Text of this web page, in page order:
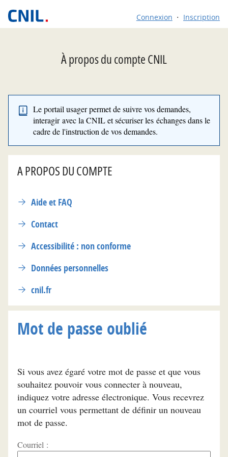
Connexion Inscription
À propos du compte CNIL
Le portail usager permet de suivre vos demandes,
interagir avec la CNIL et sécuriser les échanges dans le
cadre de l'instruction de vos demandes.
A PROPOS DU COMPTE
Aide et FAQ
Contact
Accessibilité : non conforme
Données personnelles
cnil.fr
Mot de passe oublié
Si vous avez égaré votre mot de passe et que vous
souhaitez pouvoir vous connecter à nouveau,
indiquez votre adresse électronique. Vous recevrez
un courriel vous permettant de définir un nouveau
mot de passe.
Courriel :